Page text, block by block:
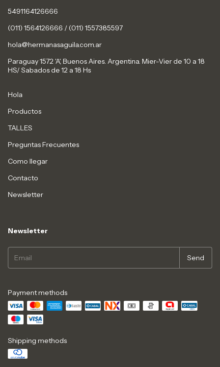
5491164126666
(011) 1564126666 / (011) 1557385597
hola@hermanasaguila.com.ar
Paraguay 1572 'A', Buenos Aires. Argentina. Mier-Vier de 10 a 18
HS/ Sabados de 12 a 18 Hs
Hola
Productos
TALLES
Preguntas Frecuentes
Como llegar
Contacto
Newsletter
Newsletter
Payment methods
Shipping methods